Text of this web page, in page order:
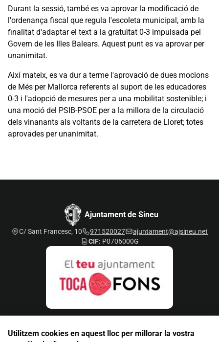
Durant la sessió, també es va aprovar la modificació de
l'ordenança fiscal que regula l'escoleta municipal, amb la
finalitat d'adaptar el text a la gratuïtat 0-3 impulsada pel
Govern de les Illes Balears. Aquest punt es va aprovar per
unanimitat.
Així mateix, es va dur a terme l'aprovació de dues mocions
de Més per Mallorca referents al suport de les educadores
0-3 i l'adopció de mesures per a una mobilitat sostenible; i
una moció del PSIB-PSOE per a la millora de la circulació
dels vinanants als voltants de la carretera de Lloret; totes
aprovades per unanimitat.
Ajuntament de Sineu
C/ Sant Francesc, 10 971520027
ajuntament@ajsineu.net
CIF: P0706000G
Utilitzem cookies en aquest lloc per millorar la vostra